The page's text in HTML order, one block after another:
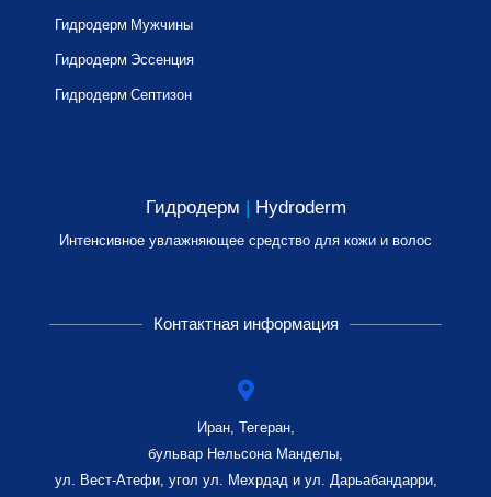
Гидродерм Hydroderm
Интенсивное увлажняющее средство для кожи и волос
Гидродерм Мужчины
Гидродерм Эссенция
Гидродерм Септизон
Контактная информация
Иран, Тегеран,
бульвар Нельсона Манделы,
ул. Вест-Атефи, угол ул. Мехрдад и ул. Дарьабандарри,